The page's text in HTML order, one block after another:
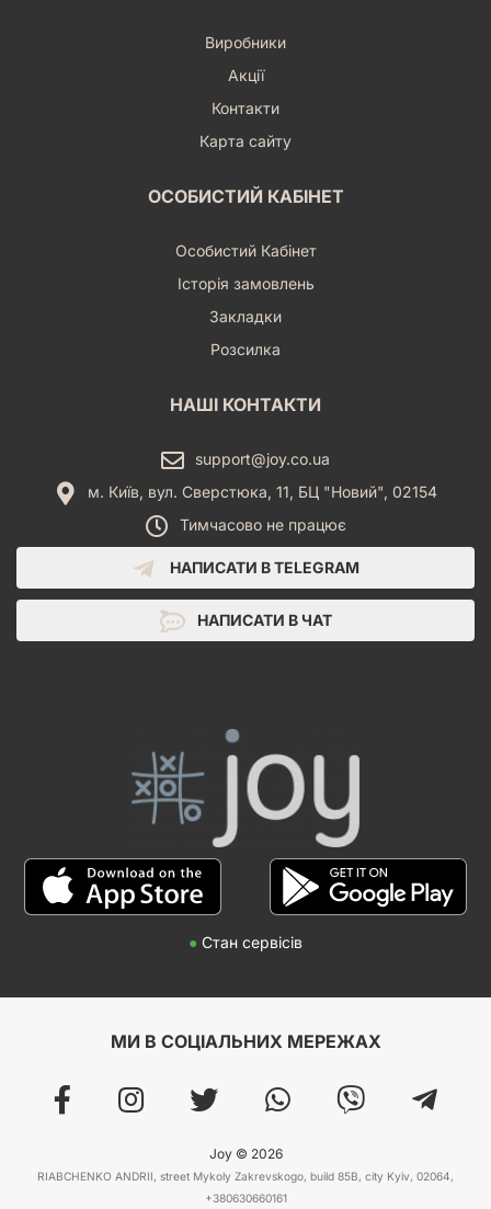
Виробники
Акції
Контакти
Карта сайту
ОСОБИСТИЙ КАБІНЕТ
Особистий Кабінет
Історія замовлень
Закладки
Розсилка
НАШІ КОНТАКТИ
support@joy.co.ua
м. Київ, вул. Сверстюка, 11, БЦ "Новий", 02154
Тимчасово не працює
НАПИСАТИ В TELEGRAM
НАПИСАТИ В ЧАТ
● Стан сервісів
МИ В СОЦІАЛЬНИХ МЕРЕЖАХ
Joy © 2026
RIABCHENKO ANDRII, street Mykoly Zakrevskogo, build 85B, city Kyiv, 02064,
+380630660161